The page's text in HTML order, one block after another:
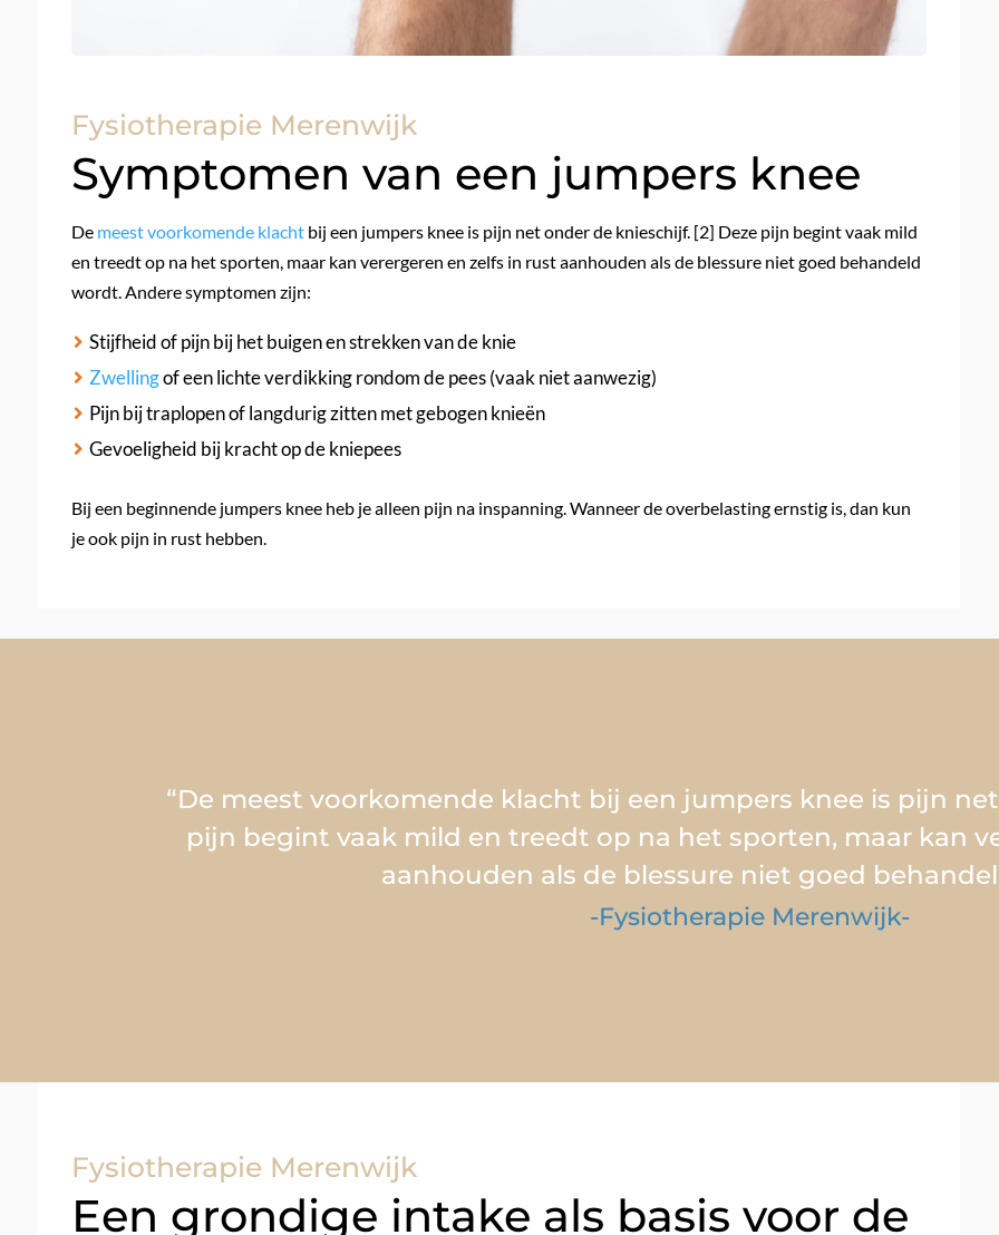
Fysiotherapie Merenwijk
Symptomen van een jumpers knee
De meest voorkomende klachtbij een jumpers knee is pijn net onder de knieschijf. [2] Deze pijn begint vaak mild
en treedt op na het sporten, maar kan verergeren en zelfs in rust aanhouden als de blessure niet goed behandeld
wordt. Andere symptomen zijn:
Stijfheid of pijn bij het buigen en strekken van de knie
Zwellingof een lichte verdikking rondom de pees (vaak niet aanwezig)
Pijn bij traplopen of langdurig zitten met gebogen knieën
Gevoeligheid bij kracht op de kniepees
Bij een beginnende jumpers knee heb je alleen pijn na inspanning. Wanneer de overbelasting ernstig is, dan kun
je ook pijn in rust hebben.
“De meest voorkomende klacht bij een jumpers knee is pijn
pijn begint vaak mild en treedt op na het sporten, maar kan
aanhouden als de blessure niet goed
-Fysiotherapie Merenwijk-
Fysiotherapie Merenwijk
Een grondige intake als basis voor de